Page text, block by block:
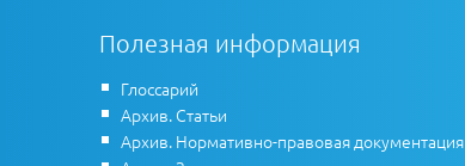
Полезная информация
Глоссарий
Архив. Статьи
Архив. Нормативно-правовая документация